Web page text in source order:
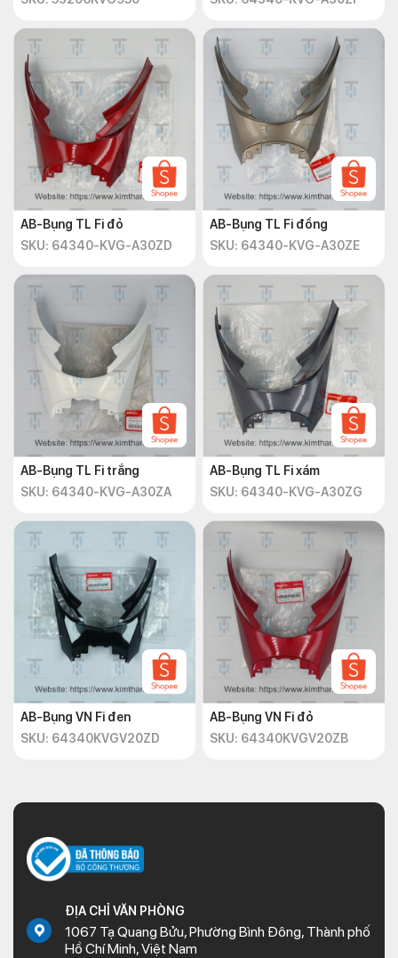
AB-Bụng TL Fi đỏ
SKU: 64340-KVG-A30ZD
AB-Bụng TL Fi đồng
SKU: 64340-KVG-A30ZE
AB-Bụng TL Fi trắng
SKU: 64340-KVG-A30ZA
AB-Bụng TL Fi xám
SKU: 64340-KVG-A30ZG
AB-Bụng VN Fi đen
SKU: 64340KVGV20ZD
AB-Bụng VN Fi đỏ
SKU: 64340KVGV20ZB
ĐỊA CHỈ VĂN PHÒNG
1067 Tạ Quang Bửu, Phường Bình Đông, Thành phố
Hồ Chí Minh, Việt Nam